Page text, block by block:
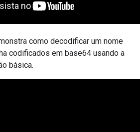
como decodificar um nome
codificados em base64 usando a
básica.